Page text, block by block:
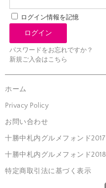
ログイン情報を記憶
パスワードをお忘れですか？
新規ご入会はこちら
ホーム
Privacy Policy
お問い合わせ
十勝中札内グルメフォンド2017
十勝中札内グルメフォンド2018
特定商取引法に基づく表示